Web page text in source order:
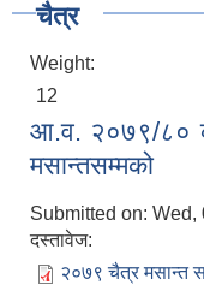
चैत्र
Weight:
12
आ.व. २०७९/८०
मसान्तसम्मको
Submitted on: Wed,
दस्तावेज:
२०७९ चैत्र मसान्त